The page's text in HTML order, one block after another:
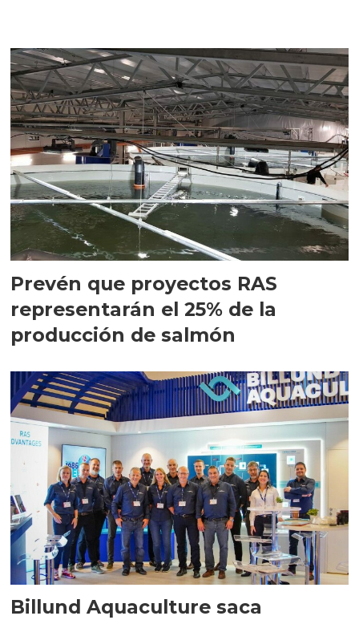
Prevén que proyectos RAS
representarán el 25% de la
producción de salmón
Billund Aquaculture saca